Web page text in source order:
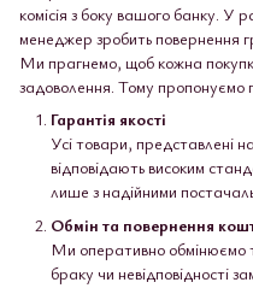
комісія з боку вашого банку. У
менеджер зробить повернення
Ми прагнемо, щоб кожна
задоволення. Тому пропонуємо
Гарантія якості
Усі товари, представлені
відповідають високим
лише з надійними
Обмін та повернення
Ми оперативно обмінюємо
браку чи невідповідності